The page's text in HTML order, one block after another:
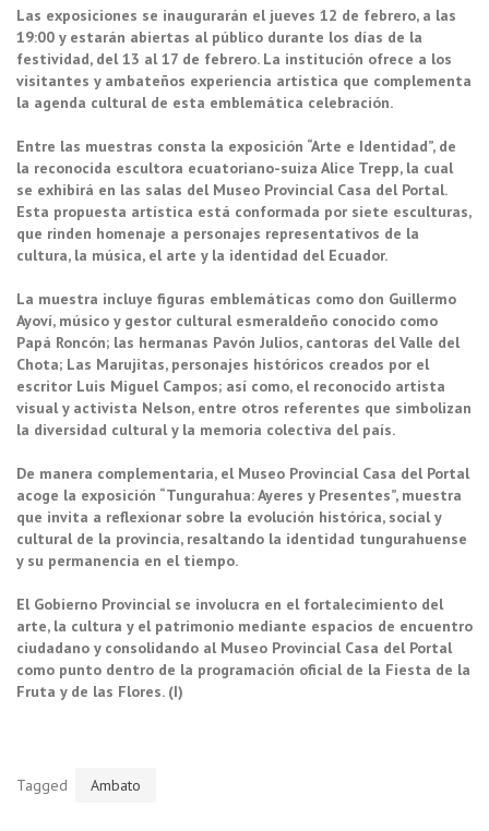
Las exposiciones se inaugurarán el jueves 12 de febrero, a las
19:00 y estarán abiertas al público durante los días de la
festividad, del 13 al 17 de febrero. La institución ofrece a los
visitantes y ambateños experiencia artística que complementa
la agenda cultural de esta emblemática celebración.
Entre las muestras consta la exposición “Arte e Identidad”, de
la reconocida escultora ecuatoriano-suiza Alice Trepp, la cual
se exhibirá en las salas del Museo Provincial Casa del Portal.
Esta propuesta artística está conformada por siete esculturas,
que rinden homenaje a personajes representativos de la
cultura, la música, el arte y la identidad del Ecuador.
La muestra incluye figuras emblemáticas como don Guillermo
Ayoví, músico y gestor cultural esmeraldeño conocido como
Papá Roncón; las hermanas Pavón Julios, cantoras del Valle del
Chota; Las Marujitas, personajes históricos creados por el
escritor Luis Miguel Campos; así como, el reconocido artista
visual y activista Nelson, entre otros referentes que simbolizan
la diversidad cultural y la memoria colectiva del país.
De manera complementaria, el Museo Provincial Casa del Portal
acoge la exposición “Tungurahua: Ayeres y Presentes”, muestra
que invita a reflexionar sobre la evolución histórica, social y
cultural de la provincia, resaltando la identidad tungurahuense
y su permanencia en el tiempo.
El Gobierno Provincial se involucra en el fortalecimiento del
arte, la cultura y el patrimonio mediante espacios de encuentro
ciudadano y consolidando al Museo Provincial Casa del Portal
como punto dentro de la programación oficial de la Fiesta de la
Fruta y de las Flores. (I)
Tagged Ambato